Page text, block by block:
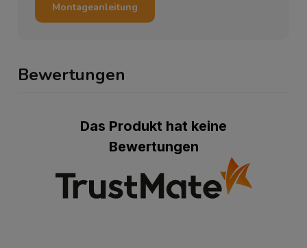
Montageanleitung
Bewertungen
Das Produkt hat keine
Bewertungen